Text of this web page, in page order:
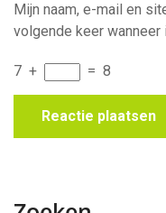
Mijn naam, e-mail en
volgende keer wanneer
7 + = 8